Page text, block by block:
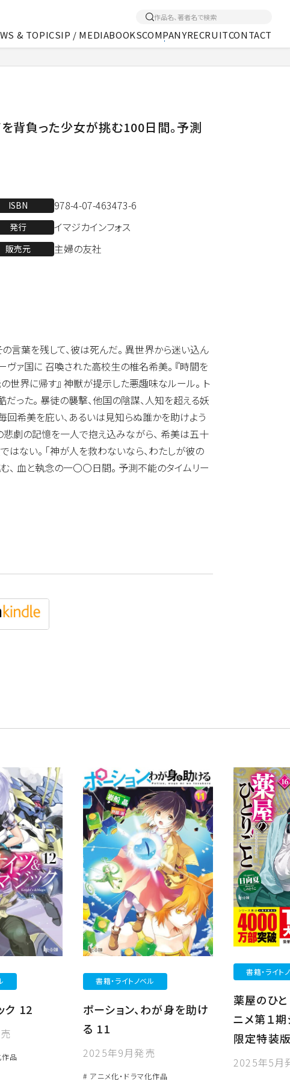
& TOPICSIP / MEDIABOOKSCOMPANYRECRUITCONTACT
を背負った少女が挑む100日間。予測
ISBN 978-4-07-463473-6
発行 イマジカインフォス
販売元 主婦の友社
の言葉を残して、彼は死んだ。 異世界から迷い込ん
ヴァ国に 召喚された高校生の椎名希美。 『時間を
世界に帰す』 神獣が提示した悪趣味なルール。 ト
った。 暴徒の襲撃、他国の陰謀、人知を超える妖
回希美を庇い、あるいは見知らぬ誰かを助けよう
悲劇の記憶を一人で抱え込みながら、 希美は五十
はない。 「神が人を救わないなら、わたしが彼の
、 血と執念の一〇〇日間。 予測不能のタイムリー
ク 12
作品
書籍・ライトノベル
ポーション、わが身を助け
る 11
2025年9月発売
# アニメ化・ドラマ化作品
書籍・ライト
薬屋のひ
ニメ第１
限定特装
2025年5月